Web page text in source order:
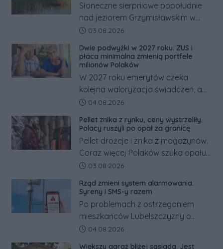
Słoneczne sierpniowe popołudnie
nad jeziorem Grzymisławskim w
powiecie śremskim zakończyło się
odwrócić nawet natychmiastowe
działania służb ratunkowych.
Data dodania artykułu:
03.08.2026
Dwie podwyżki w 2027 roku. ZUS i
płaca minimalna zmienią portfele
milionów Polaków
W 2027 roku emerytów czeka
kolejna waloryzacja świadczeń, a
pracowników podwyżka płacy
tym zmianom zyskają.
Data dodania artykułu:
04.08.2026
Pellet znika z rynku, ceny wystrzeliły.
Polacy ruszyli po opał za granicę
Pellet drożeje i znika z magazynów.
Coraz więcej Polaków szuka opału
za granicą, gdzie bywa nawet
Co się dzieje?
Data dodania artykułu:
03.08.2026
Rząd zmieni system alarmowania.
Syreny i SMS-y razem
Po problemach z ostrzeganiem
mieszkańców Lubelszczyzny o
rosyjskim zagrożeniu rząd
Data dodania artykułu:
04.08.2026
Większy garaż bliżej sąsiada. Jest